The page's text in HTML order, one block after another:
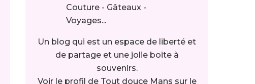
Un blog qui est un espace de liberté et
de partage et une jolie boite à
souvenirs.
Voir le profil de Tout douce Mans sur le